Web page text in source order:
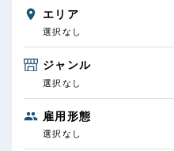
エリア
選択なし
ジャンル
選択なし
雇用形態
選択なし